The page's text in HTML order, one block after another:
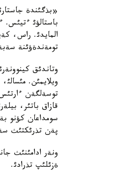
«بذگئندة
باستالؤئ ءتيئس.
المايدئ. راس،
تومةندةؤئنة
وتاندئق
ويلايمئن.
توسةلگةن ءارتئس
قازاق باتئر،
سومداعان كؤنو
پةن تذرئكتئث
ونةر ادامئنئث
ةزئلئپ تذرادئ.